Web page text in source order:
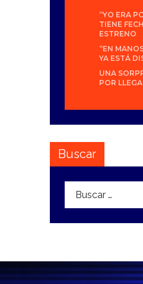
“YO ERA
TIENE
ESTRENO
“EN
YA ESTÁ
UNA
POR
Buscar
Buscar: